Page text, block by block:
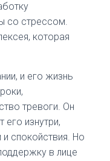
со стрессом.
которая
и его жизнь
тревоги. Он
его изнутри,
спокойствия. Но
в лице